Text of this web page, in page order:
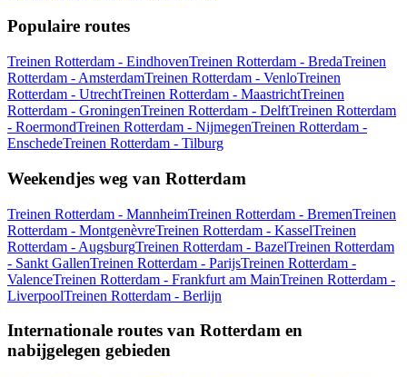
Populaire routes
Treinen Rotterdam - EindhovenTreinen Rotterdam - BredaTreinen
Rotterdam - AmsterdamTreinen Rotterdam - VenloTreinen
Rotterdam - UtrechtTreinen Rotterdam - MaastrichtTreinen
Rotterdam - GroningenTreinen Rotterdam - DelftTreinen Rotterdam
- RoermondTreinen Rotterdam - NijmegenTreinen Rotterdam -
EnschedeTreinen Rotterdam - Tilburg
Weekendjes weg van Rotterdam
Treinen Rotterdam - MannheimTreinen Rotterdam - BremenTreinen
Rotterdam - MontgenèvreTreinen Rotterdam - KasselTreinen
Rotterdam - AugsburgTreinen Rotterdam - BazelTreinen Rotterdam
- Sankt GallenTreinen Rotterdam - ParijsTreinen Rotterdam -
ValenceTreinen Rotterdam - Frankfurt am MainTreinen Rotterdam -
LiverpoolTreinen Rotterdam - Berlijn
Internationale routes van Rotterdam en
nabijgelegen gebieden